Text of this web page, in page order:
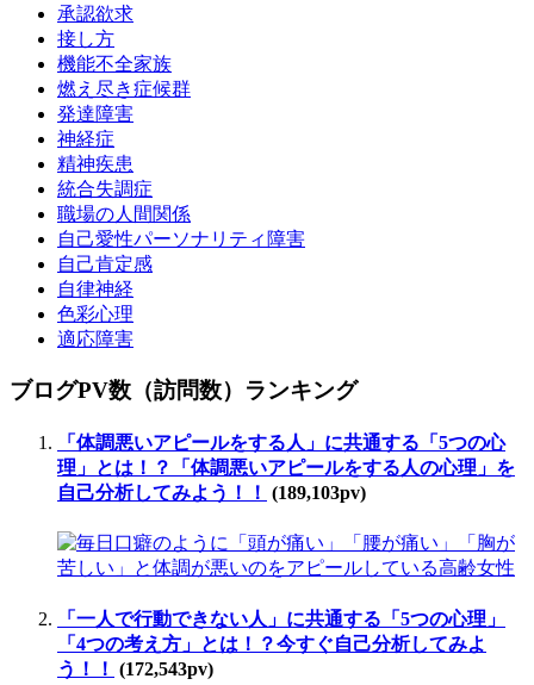
承認欲求
接し方
機能不全家族
燃え尽き症候群
発達障害
神経症
精神疾患
統合失調症
職場の人間関係
自己愛性パーソナリティ障害
自己肯定感
自律神経
色彩心理
適応障害
ブログPV数（訪問数）ランキング
「体調悪いアピールをする人」に共通する「5つの心
理」とは！？「体調悪いアピールをする人の心理」を
自己分析してみよう！！ (189,103pv)
「一人で行動できない人」に共通する「5つの心理」
「4つの考え方」とは！？今すぐ自己分析してみよ
う！！ (172,543pv)